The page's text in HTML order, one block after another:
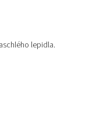
lepidla.